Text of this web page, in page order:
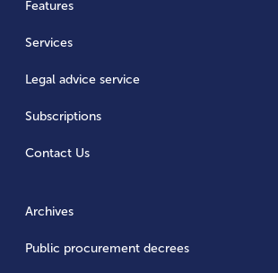
Features
Services
Legal advice service
Subscriptions
Contact Us
Archives
Public procurement decrees